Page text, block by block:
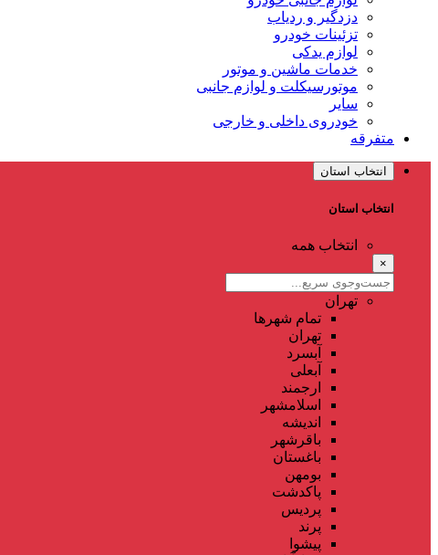
دزدگیر و ردیاب
تزئینات خودرو
لوازم یدکی
خدمات ماشین و موتور
موتورسیکلت و لوازم جانبی
سایر
خودروی داخلی و خارجی
متفرقه
انتخاب استان
انتخاب استان
انتخاب همه
×
تهران
تمام شهر‌ها
تهران
آبسرد
آبعلی
ارجمند
اسلامشهر
اندیشه
باقرشهر
باغستان
بومهن
پاکدشت
پردیس
پرند
پیشوا